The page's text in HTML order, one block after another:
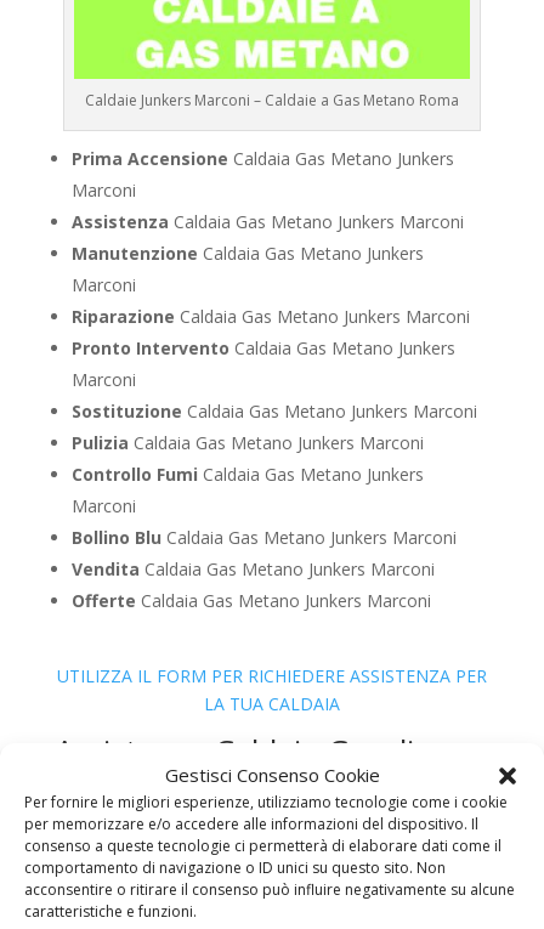
Gestisci Consenso Cookie
Per fornire le migliori esperienze, utilizziamo tecnologie come i cookie
per memorizzare e/o accedere alle informazioni del dispositivo. Il
consenso a queste tecnologie ci permetterà di elaborare dati come il
comportamento di navigazione o ID unici su questo sito. Non
acconsentire o ritirare il consenso può influire negativamente su alcune
caratteristiche e funzioni.
Caldaie Junkers Marconi – Caldaie a Gas Metano Roma
Prima Accensione Caldaia Gas Metano Junkers
Marconi
Assistenza Caldaia Gas Metano Junkers Marconi
Manutenzione Caldaia Gas Metano Junkers
Marconi
Riparazione Caldaia Gas Metano Junkers Marconi
Pronto Intervento Caldaia Gas Metano Junkers
Marconi
Sostituzione Caldaia Gas Metano Junkers Marconi
Pulizia Caldaia Gas Metano Junkers Marconi
Controllo Fumi Caldaia Gas Metano Junkers
Marconi
Bollino Blu Caldaia Gas Metano Junkers Marconi
Vendita Caldaia Gas Metano Junkers Marconi
Offerte Caldaia Gas Metano Junkers Marconi
UTILIZZA IL FORM PER RICHIEDERE ASSISTENZA PER
LA TUA CALDAIA
Assistenza Caldaia Gasolio